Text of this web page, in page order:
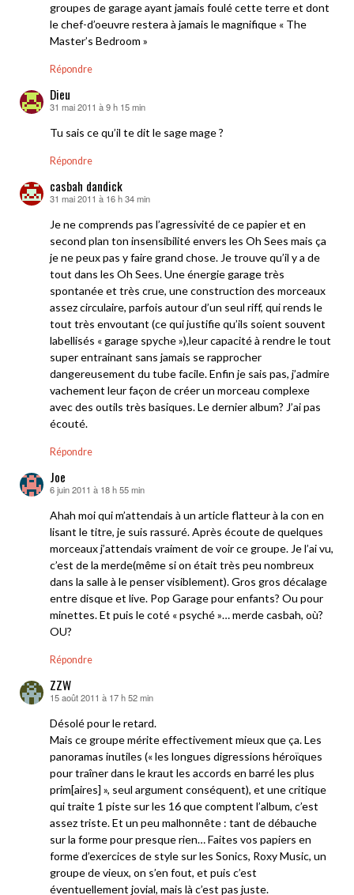
groupes de garage ayant jamais foulé cette terre et dont
le chef-d’oeuvre restera à jamais le magnifique « The
Master’s Bedroom »
Répondre
Dieu
dit :
31 mai 2011 à 9 h 15 min
Tu sais ce qu’il te dit le sage mage ?
Répondre
casbah dandick
dit :
31 mai 2011 à 16 h 34 min
Je ne comprends pas l’agressivité de ce papier et en
second plan ton insensibilité envers les Oh Sees mais ça
je ne peux pas y faire grand chose. Je trouve qu’il y a de
tout dans les Oh Sees. Une énergie garage très
spontanée et très crue, une construction des morceaux
assez circulaire, parfois autour d’un seul riff, qui rends le
tout très envoutant (ce qui justifie qu’ils soient souvent
labellisés « garage spyche »),leur capacité à rendre le tout
super entrainant sans jamais se rapprocher
dangereusement du tube facile. Enfin je sais pas, j’admire
vachement leur façon de créer un morceau complexe
avec des outils très basiques. Le dernier album? J’ai pas
écouté.
Répondre
Joe
dit :
6 juin 2011 à 18 h 55 min
Ahah moi qui m’attendais à un article flatteur à la con en
lisant le titre, je suis rassuré. Après écoute de quelques
morceaux j’attendais vraiment de voir ce groupe. Je l’ai vu,
c’est de la merde(même si on était très peu nombreux
dans la salle à le penser visiblement). Gros gros décalage
entre disque et live. Pop Garage pour enfants? Ou pour
minettes. Et puis le coté « psyché »… merde casbah, où?
OU?
Répondre
ZZW
dit :
15 août 2011 à 17 h 52 min
Désolé pour le retard.
Mais ce groupe mérite effectivement mieux que ça. Les
panoramas inutiles (« les longues digressions héroïques
pour traîner dans le kraut les accords en barré les plus
prim[aires] », seul argument conséquent), et une critique
qui traite 1 piste sur les 16 que comptent l’album, c’est
assez triste. Et un peu malhonnête : tant de débauche
sur la forme pour presque rien… Faites vos papiers en
forme d’exercices de style sur les Sonics, Roxy Music, un
groupe de vieux, on s’en fout, et puis c’est
éventuellement jovial, mais là c’est pas juste.